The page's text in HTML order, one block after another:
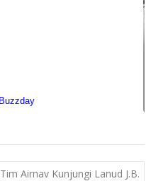
Tim Airnav Kunjungi Lanud J.B.